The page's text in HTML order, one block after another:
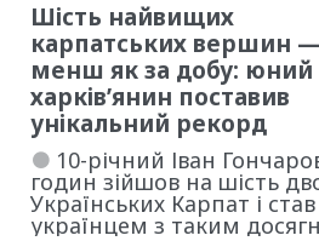
Шість найвищих
карпатських вершин —
менш як за добу: юний
харків’янин поставив
унікальний рекорд
10-річний Іван
годин зійшов на шість
Українських Карпат і
українцем з таким